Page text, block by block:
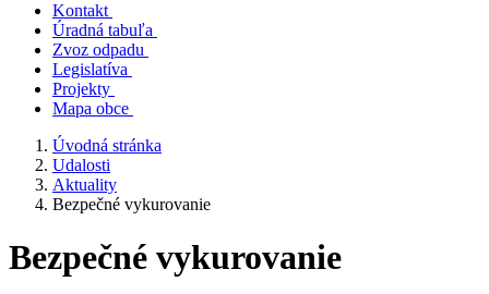
Kontakt
Úradná tabuľa
Zvoz odpadu
Legislatíva
Projekty
Mapa obce
Úvodná stránka
Udalosti
Aktuality
Bezpečné vykurovanie
Bezpečné vykurovanie